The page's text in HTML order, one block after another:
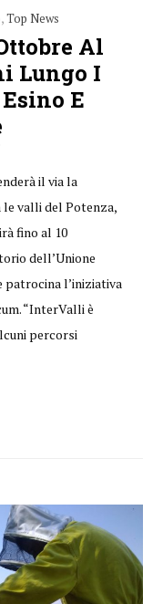
,Top News
Al
Lungo I
E
il via la
le valli del Potenza,
fino al 10
dell’Unione
patrocina l’iniziativa
“InterValli è
percorsi